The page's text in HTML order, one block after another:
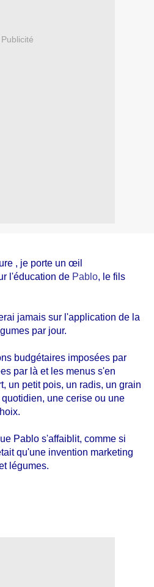
Publicité
, je porte un œil
l'éducation de Pablo, le fils
jamais sur l'application de la
par jour.
budgétaires imposées par
par là et les menus s'en
un petit pois, un radis, un grain
une cerise ou une
Pablo s'affaiblit, comme si
qu'une invention marketing
légumes.